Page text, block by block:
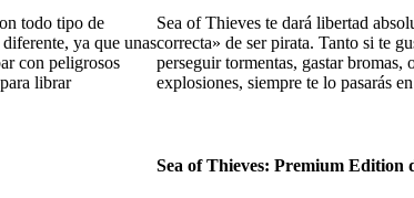
todo tipo de
ya que unas
con peligrosos
librar
Sea of Thieves te dará libertad
correcta» de ser pirata. Tanto si te
perseguir tormentas, gastar bromas,
explosiones, siempre te lo pasarás
Sea of Thieves: Premium Edition